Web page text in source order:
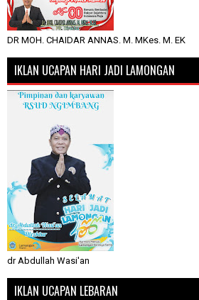
DR MOH. CHAIDAR ANNAS. M. MKes. M. EK
IKLAN UCAPAN HARI JADI LAMONGAN
dr Abdullah Wasi'an
IKLAN UCAPAN LEBARAN